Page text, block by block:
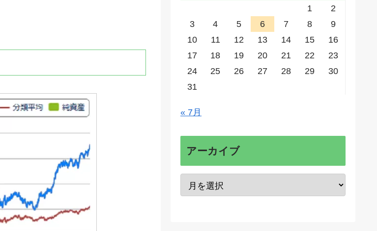
1
2
3
4 5 6 7 8
9
10
11 12 13 14 15
16
17
18 19 20 21 22
23
24
25 26 27 28 29
30
31
« 7月
アーカイブ